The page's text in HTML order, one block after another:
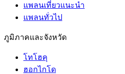
แพลนเที่ยวแนะนำ
แพลนทั่วไป
ภูมิภาคและจังหวัด
โทโฮคุ
ฮอกไกโด